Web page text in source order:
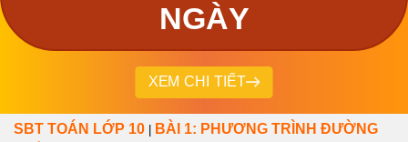
NGÀY
XEM CHI TIẾT
SBT TOÁN LỚP 10
BÀI 1: PHƯƠNG TRÌNH ĐƯỜNG